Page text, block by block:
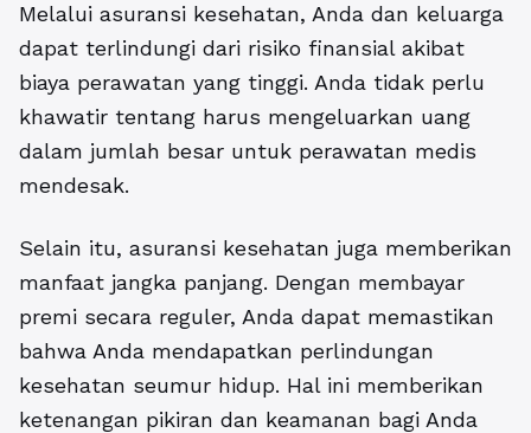
Melalui asuransi kesehatan, Anda dan keluarga
dapat terlindungi dari risiko finansial akibat
biaya perawatan yang tinggi. Anda tidak perlu
khawatir tentang harus mengeluarkan uang
dalam jumlah besar untuk perawatan medis
mendesak.
Selain itu, asuransi kesehatan juga memberikan
manfaat jangka panjang. Dengan membayar
premi secara reguler, Anda dapat memastikan
bahwa Anda mendapatkan perlindungan
kesehatan seumur hidup. Hal ini memberikan
ketenangan pikiran dan keamanan bagi Anda